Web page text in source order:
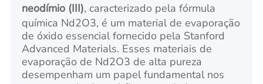
neodímio (III), caracterizado pela fórmula
química Nd2O3, é um material de evaporação
de óxido essencial fornecido pela Stanford
Advanced Materials. Esses materiais de
evaporação de Nd2O3 de alta pureza
desempenham um papel fundamental nos